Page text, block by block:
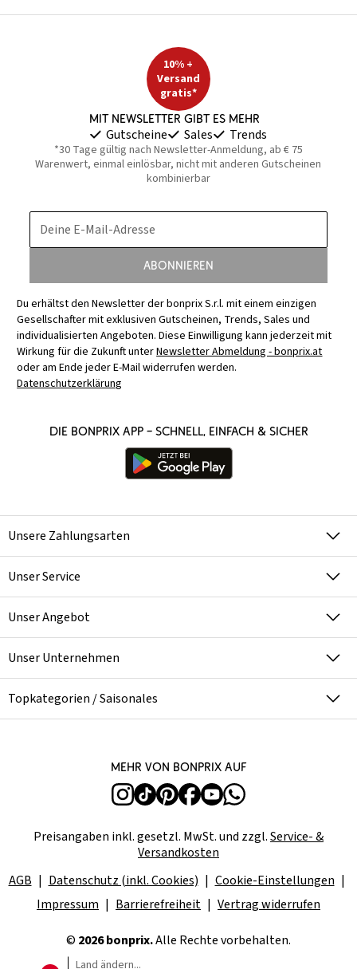
10% +
Versand
gratis*
Mit Newsletter gibt es mehr
Gutscheine Sales Trends
*30 Tage gültig nach Newsletter-Anmeldung, ab € 75
Warenwert, einmal einlösbar, nicht mit anderen Gutscheinen
kombinierbar
Deine E-Mail-Adresse
Abonnieren
Du erhältst den Newsletter der bonprix S.r.l. mit einem einzigen
Gesellschafter mit exklusiven Gutscheinen, Trends, Sales und
individualisierten Angeboten. Diese Einwilligung kann jederzeit mit
Wirkung für die Zukunft unterNewsletter Abmeldung - bonprix.at
oder am Ende jeder E-Mail widerrufen werden.
Datenschutzerklärung
Die bonprix App – schnell, einfach & sicher
Unsere Zahlungsarten
Unser Service
Unser Angebot
Unser Unternehmen
Topkategorien / Saisonales
Mehr von bonprix auf
Preisangaben inkl. gesetzl. MwSt. und zzgl.Service- &
Versandkosten
AGB
Datenschutz (inkl. Cookies)
Cookie-Einstellungen
Impressum
Barrierefreiheit Vertrag widerrufen
© 2026 bonprix.Alle Rechte vorbehalten.
Land ändern...